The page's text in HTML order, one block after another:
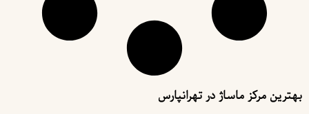
بهترین مرکز ماساژ در تهرانپارس